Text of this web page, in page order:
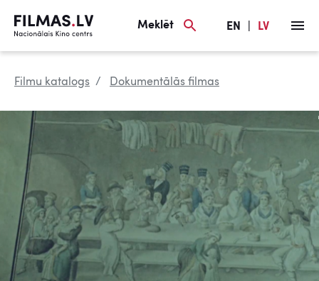
Meklēt EN LV
Filmu katalogs Dokumentālās filmas